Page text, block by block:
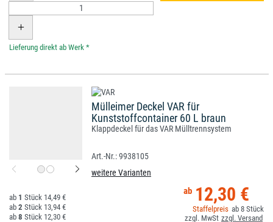
*
Mülleimer Deckel VAR für
Kunststoffcontainer 60 L braun
Klappdeckel für das VAR Mülltrennsystem
9938105
weitere Varianten
12,30 €
8
1
14,49 €
2
13,94 €
8
12,30 €